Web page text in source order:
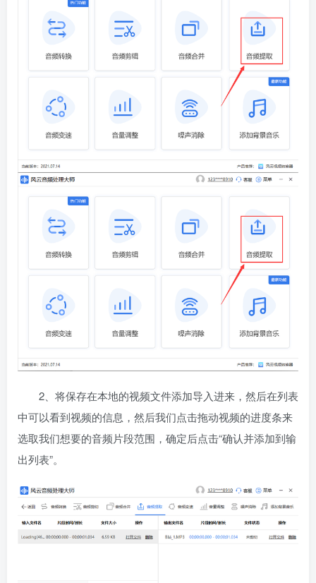
2、将保存在本地的视频文件添加导入进来，然后在列表
中可以看到视频的信息，然后我们点击拖动视频的进度条来
选取我们想要的音频片段范围，确定后点击“确认并添加到输
出列表”。